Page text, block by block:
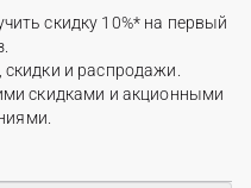
скидку 10%* на первый
и распродажи.
скидками и акционными